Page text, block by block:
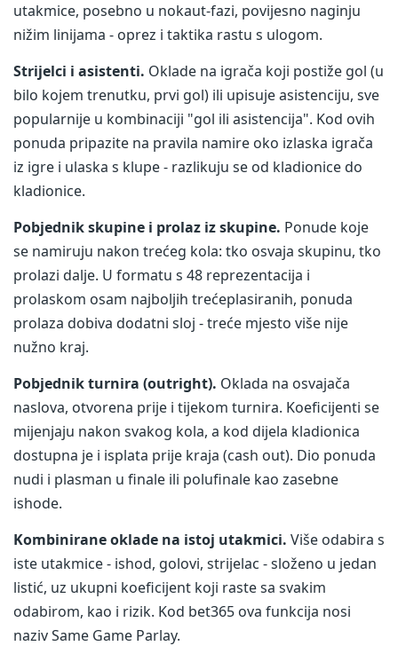
utakmice, posebno u nokaut-fazi, povijesno naginju
nižim linijama - oprez i taktika rastu s ulogom.
Strijelci i asistenti. Oklade na igrača koji postiže gol (u
bilo kojem trenutku, prvi gol) ili upisuje asistenciju, sve
popularnije u kombinaciji "gol ili asistencija". Kod ovih
ponuda pripazite na pravila namire oko izlaska igrača
iz igre i ulaska s klupe - razlikuju se od kladionice do
kladionice.
Pobjednik skupine i prolaz iz skupine. Ponude koje
se namiruju nakon trećeg kola: tko osvaja skupinu, tko
prolazi dalje. U formatu s 48 reprezentacija i
prolaskom osam najboljih trećeplasiranih, ponuda
prolaza dobiva dodatni sloj - treće mjesto više nije
nužno kraj.
Pobjednik turnira (outright). Oklada na osvajača
naslova, otvorena prije i tijekom turnira. Koeficijenti se
mijenjaju nakon svakog kola, a kod dijela kladionica
dostupna je i isplata prije kraja (cash out). Dio ponuda
nudi i plasman u finale ili polufinale kao zasebne
ishode.
Kombinirane oklade na istoj utakmici. Više odabira s
iste utakmice - ishod, golovi, strijelac - složeno u jedan
listić, uz ukupni koeficijent koji raste sa svakim
odabirom, kao i rizik. Kod bet365 ova funkcija nosi
naziv Same Game Parlay.